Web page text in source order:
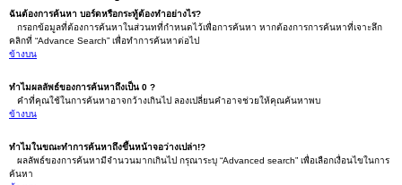
ฉันต้องการค้นหา บอร์ดหรือกระทู้ต้องทำอย่างไร?
กรอกข้อมูลที่ต้องการค้นหาในส่วนทที่กำหนดไว้เพื่อการค้นหา หากต้องการการค้นหาที่เจาะลึก
คลิกที่ “Advance Search” เพื่อทำการค้นหาต่อไป
ข้างบน
ทำไมผลลัพธ์ของการค้นหาถึงเป็น 0 ?
คำที่คุณใช้ในการค้นหาอาจกว้างเกินไป ลองเปลี่ยนคำอาจช่วยให้คุณค้นหาพบ
ข้างบน
ทำไมในขณะทำการค้นหาถึงขึ้นหน้าจอว่างเปล่า!?
ผลลัพธ์ของการค้นหามีจำนวนมากเกินไป กรุณาระบุ “Advanced search” เพื่อเลือกเงื่อนไขในการ
ค้นหา